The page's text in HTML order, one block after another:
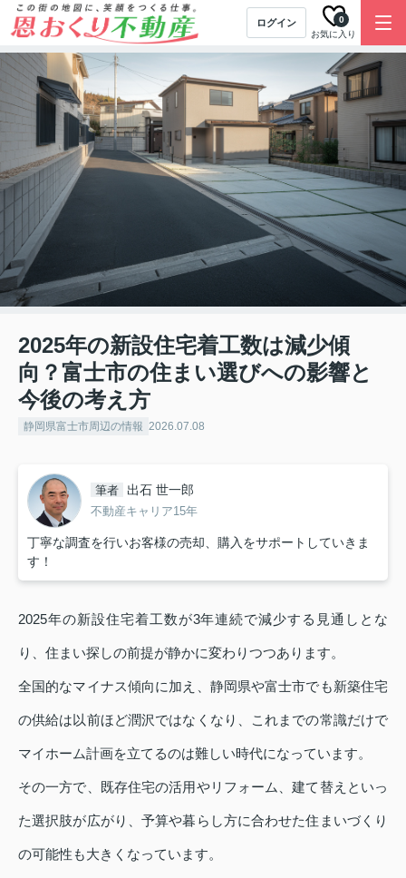
ログイン
お気に入り
0
2025年の新設住宅着工数は減少傾
向？富士市の住まい選びへの影響と
今後の考え方
静岡県富士市周辺の情報 2026.07.08
筆者 出石 世一郎
不動産キャリア15年
丁寧な調査を行いお客様の売却、購入をサポートしていきま
す！
2025年の新設住宅着工数が3年連続で減少する見通しとな
り、住まい探しの前提が静かに変わりつつあります。
全国的なマイナス傾向に加え、静岡県や富士市でも新築住宅
の供給は以前ほど潤沢ではなくなり、これまでの常識だけで
マイホーム計画を立てるのは難しい時代になっています。
その一方で、既存住宅の活用やリフォーム、建て替えといっ
た選択肢が広がり、予算や暮らし方に合わせた住まいづくり
の可能性も大きくなっています。